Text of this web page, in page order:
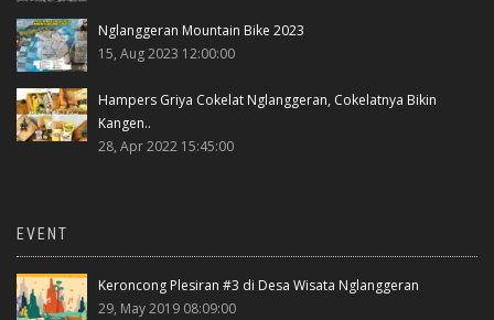
Nglanggeran Mountain Bike 2023
15, Aug 2023 12:00:00
Hampers Griya Cokelat Nglanggeran, Cokelatnya Bikin
Kangen..
28, Apr 2022 15:45:00
EVENT
Keroncong Plesiran #3 di Desa Wisata Nglanggeran
29, May 2019 08:09:00